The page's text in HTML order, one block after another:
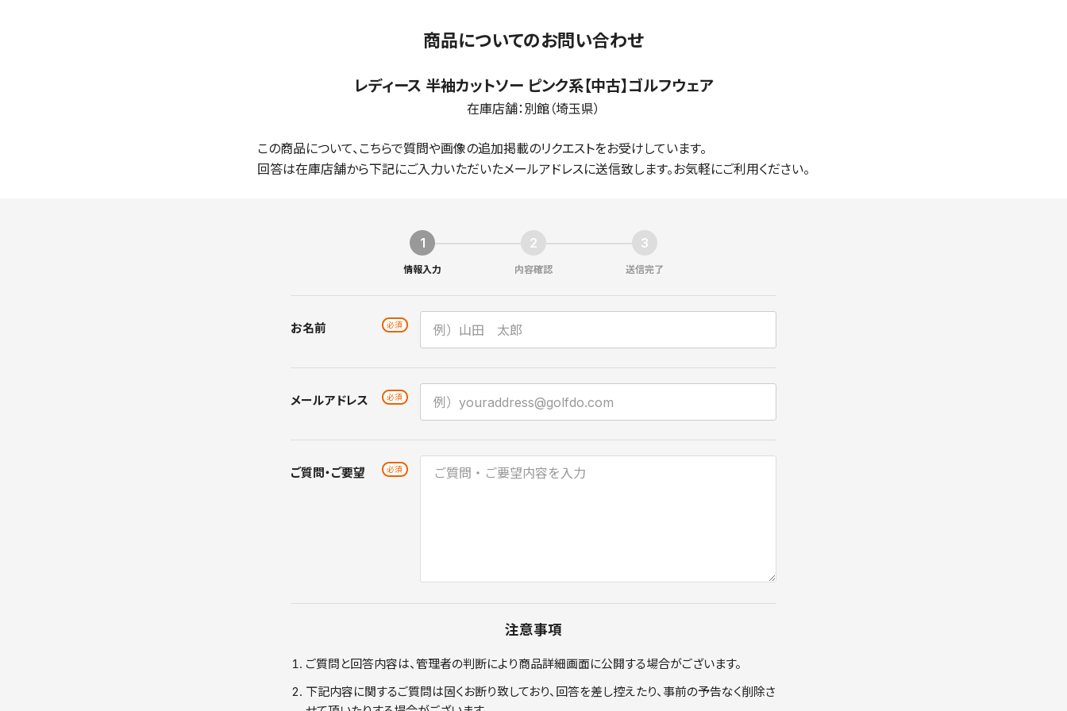
商品についてのお問い合わせ
レディース 半袖カットソー ピンク系【中古】ゴルフウェア
在庫店舗：別館（埼玉県）
この商品について、こちらで質問や画像の追加掲載のリクエストをお受けしています。
回答は在庫店舗から下記にご入力いただいたメールアドレスに送信致します。お気軽にご利用ください。
情報入力 内容確認 送信完了
お名前
メールアドレス
ご質問・ご要望
注意事項
ご質問と回答内容は、管理者の判断により商品詳細画面に公開する場合がございます。
下記内容に関するご質問は固くお断り致しており、回答を差し控えたり、事前の予告なく削除さ